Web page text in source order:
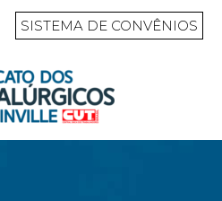
SISTEMA DE CONVÊNIOS